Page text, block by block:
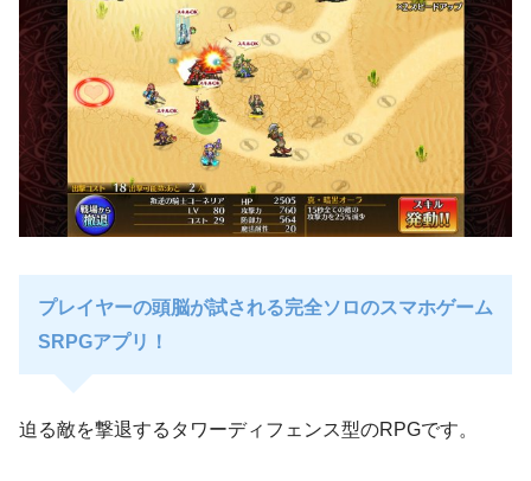
プレイヤーの頭脳が試される完全ソロのスマホゲーム
SRPGアプリ！
迫る敵を撃退するタワーディフェンス型のRPGです。